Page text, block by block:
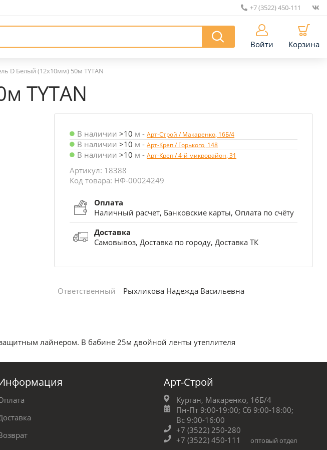
+7 (3522) 450-111
Войти Корзина
D Белый (12х10мм) 50м TYTAN
TYTAN
В наличии >10 м - Арт-Строй / Макаренко, 16Б/4
В наличии >10 м - Арт-Креп / Горького, 148
В наличии >10 м - Арт-Креп / 4-й микрорайон, 31
Артикул: 18388
Код товара: НФ-00024249
Оплата
Наличный расчет, Банковские карты, Оплата по счёту
Доставка
Самовывоз, Доставка по городу, Доставка ТК
Ответственный Рыхликова Надежда Васильевна
лайнером. В бабине 25м двойной ленты утеплителя
Арт-Строй
Курган, Макаренко, 16Б/4
Пн-Пт 9:00-19:00; Сб 9:00-18:00;
Вс 9:00-16:00
+7 (3522) 250-280
+7 (3522) 450-111
оптовый отдел